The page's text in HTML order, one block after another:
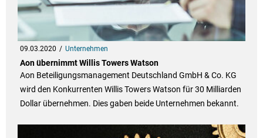
09.03.2020 Unternehmen
Aon übernimmt Willis Towers Watson
Aon Beteiligungsmanagement Deutschland GmbH & Co. KG
wird den Konkurrenten Willis Towers Watson für 30 Milliarden
Dollar übernehmen. Dies gaben beide Unternehmen bekannt.